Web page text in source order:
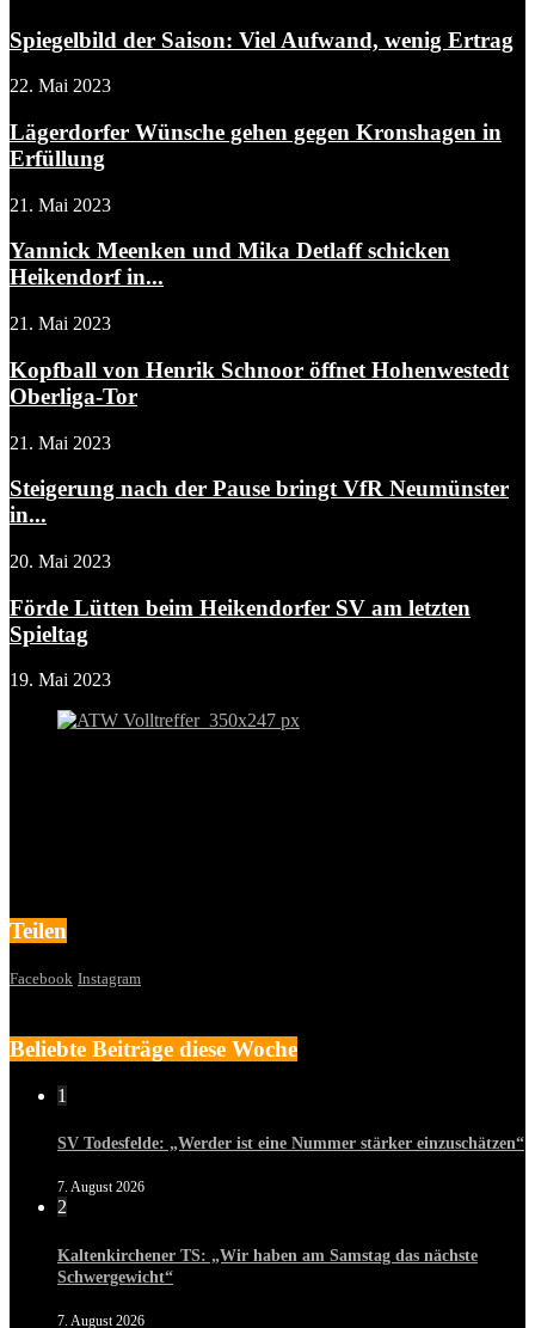
Spiegelbild der Saison: Viel Aufwand, wenig Ertrag
22. Mai 2023
Lägerdorfer Wünsche gehen gegen Kronshagen in
Erfüllung
21. Mai 2023
Yannick Meenken und Mika Detlaff schicken
Heikendorf in...
21. Mai 2023
Kopfball von Henrik Schnoor öffnet Hohenwestedt
Oberliga-Tor
21. Mai 2023
Steigerung nach der Pause bringt VfR Neumünster
in...
20. Mai 2023
Förde Lütten beim Heikendorfer SV am letzten
Spieltag
19. Mai 2023
Teilen
Facebook Instagram
Beliebte Beiträge diese Woche
1
SV Todesfelde: „Werder ist eine Nummer stärker einzuschätzen“
7. August 2026
2
Kaltenkirchener TS: „Wir haben am Samstag das nächste
Schwergewicht“
7. August 2026